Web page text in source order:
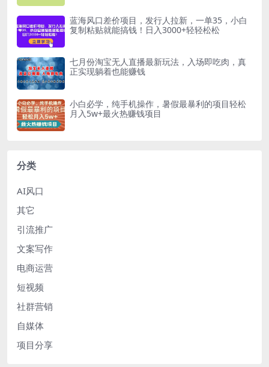
蓝海风口差价项目，发行人拉新，一单35，小白
复制粘贴就能搞钱！日入3000+轻轻松松
七月份淘宝无人直播最新玩法，入场即吃肉，真
正实现躺着也能赚钱
小白必学，纯手机操作，暑假最暴利的项目轻松
月入5w+最火热赚钱项目
分类
AI风口
其它
引流推广
文案写作
电商运营
短视频
社群营销
自媒体
项目分享